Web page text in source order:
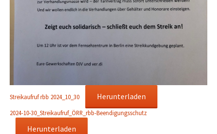
Streikaufruf rbb 2024_10_30 Herunterladen
2024-10-30_Streikaufruf_ÖRR_rbb-Beendigungsschutz
Herunterladen